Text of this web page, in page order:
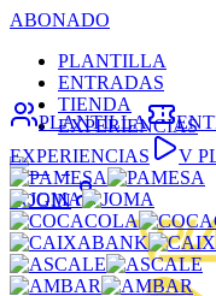
ABONADO
PLANTILLA
ENTRADAS
TIENDA
EXPERIENCIAS
LOGIN
PLANTILLA
EXPERIENCIAS
V